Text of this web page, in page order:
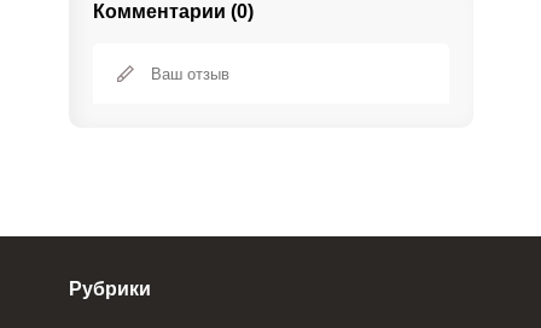
Комментарии (0)
Рубрики